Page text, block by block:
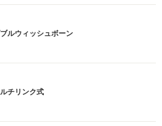
ルウィッシュボーン
チリンク式